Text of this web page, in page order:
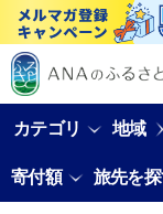
カテゴリ 地域
寄付額 旅先を